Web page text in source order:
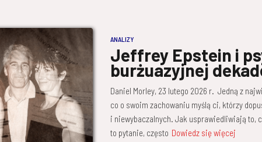
ANALIZY
Jeffrey Epstein i
burżuazyjnej
Daniel Morley, 23 lutego 2026 r. Jedną z
co o swoim zachowaniu myślą ci, którzy
i niewybaczalnych. Jak usprawiedliwiają to,
to pytanie, często Dowiedz się więcej